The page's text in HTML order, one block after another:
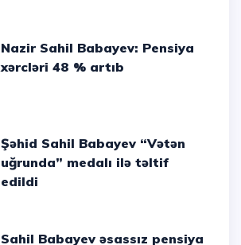
Nazir Sahil Babayev: Pensiya
xərcləri 48 % artıb
Şəhid Sahil Babayev “Vətən
uğrunda” medalı ilə təltif
edildi
Sahil Babayev əsassız pensiya